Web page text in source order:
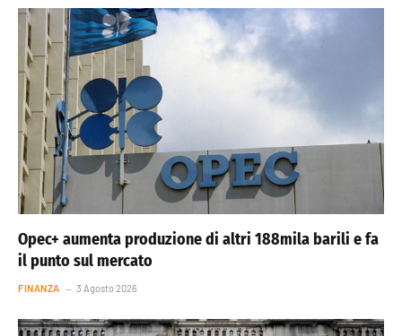
Opec+ aumenta produzione di altri 188mila barili e fa
il punto sul mercato
FINANZA 3 Agosto 2026